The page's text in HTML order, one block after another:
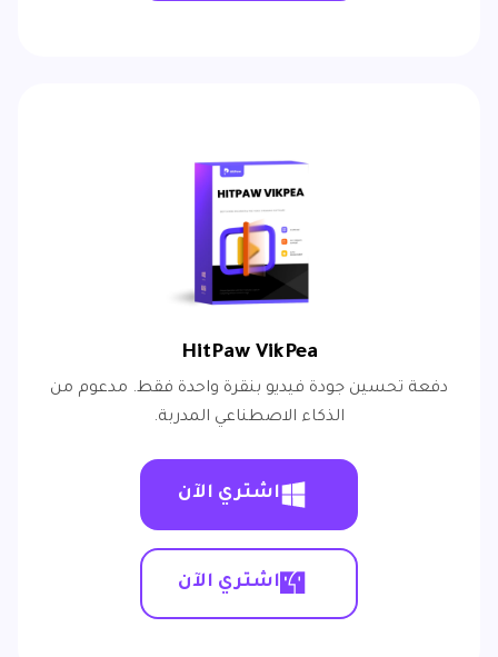
HitPaw VikPea
دفعة تحسين جودة فيديو بنقرة واحدة فقط. مدعوم من
الذكاء الاصطناعي المدربة.
اشتري الآن
اشتري الآن